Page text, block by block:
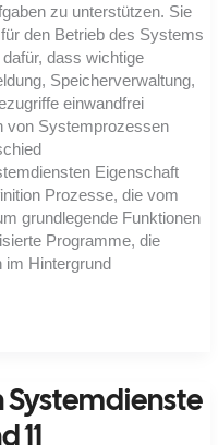
zu unterstützen. Sie
den Betrieb des Systems
dass wichtige
Speicherverwaltung,
einwandfrei
von Systemprozessen
Eigenschaft
Prozesse, die vom
grundlegende Funktionen
Programme, die
im Hintergrund
Systemdienste
11